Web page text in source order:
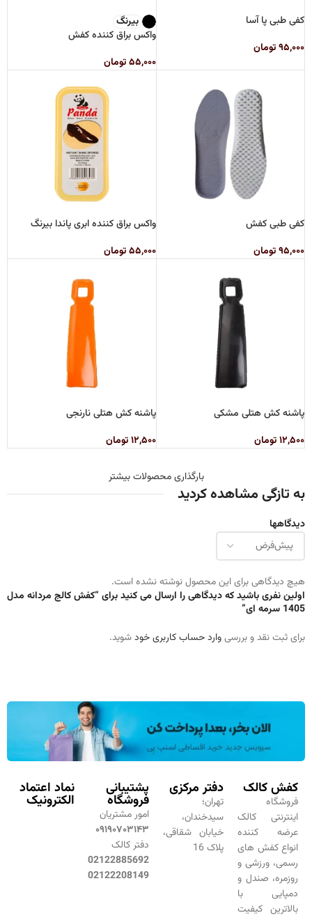
کفی طبی پا آسا
۹۵,۰۰۰تومان
بیرنگ
واکس براق کننده کفش
۵۵,۰۰۰ تومان
کفی طبی کفش
۹۵,۰۰۰تومان
واکس براق کننده ابری پاندا بیرنگ
۵۵,۰۰۰ تومان
پاشنه کش هتلی مشکی
۱۲,۵۰۰تومان
پاشنه کش هتلی نارنجی
۱۲,۵۰۰ تومان
بارگذاری محصولات بیشتر
به تازگی مشاهده کردید
دیدگاهها
هیچ دیدگاهی برای این محصول نوشته نشده است.
اولین نفری باشید که دیدگاهی را ارسال می کنید برای “کفش کالج مردانه مدل
1405 سرمه ای”
برای ثبت نقد و بررسیوارد حساب کاربری خودشوید.
کفش کالک
فروشگاه
اینترنتی کالک
عرضه کننده
انواع کفش های
رسمی، ورزشی و
روزمره، صندل و
دمپایی با
بالاترین کیفیت
دفتر مرکزی
تهران؛
سیدخندان،
خیابان شقاقی،
پلاک 16
پشتیبانی
فروشگاه
امور مشتریان
۰۹۱۹۰۷۰۳۱۴۳
دفتر کالک
02122885692
02122208149
نماد اعتماد
الکترونیک